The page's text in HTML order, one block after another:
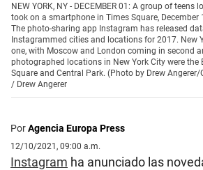
NEW YORK, NY - DECEMBER 01: A group of
took on a smartphone in Times Square, December
The photo-sharing app Instagram has released
Instagrammed cities and locations for 2017. New
one, with Moscow and London coming in second
photographed locations in New York City were the
Square and Central Park. (Photo by Drew Angerer/
/ Drew Angerer
PorAgencia Europa Press
12/10/2021, 09:00 a.m.
Instagram ha anunciado las